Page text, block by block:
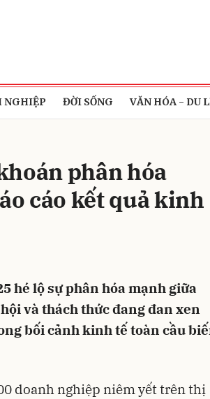
NGHIỆP ĐỜI SỐNG VĂN HÓA - DU
phân hóa
cáo kết quả kinh
hé lộ sự phân hóa mạnh giữa
và thách thức đang đan xen
bối cảnh kinh tế toàn cầu
doanh nghiệp niêm yết trên thị